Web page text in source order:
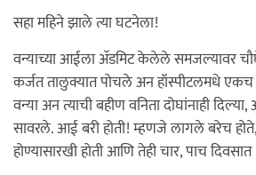
सहा महिने झाले त्या घटनेला!
वन्याच्या आईला अ‍ॅडमिट केलेले समजल्यावर
कर्जत तालुक्यात पोचले अन हॉस्पीटलमधे
वन्या अन त्याची बहीण वनिता दोघांनाही
सावरले. आई बरी होती! म्हणजे लागले बरेच
होण्यासारखी होती आणि तेही चार, पाच दिवसात